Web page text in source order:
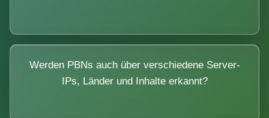
Werden PBNs auch über verschiedene Server-
IPs, Länder und Inhalte erkannt?